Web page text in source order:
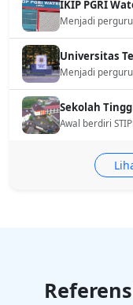
IKIP PGRI
Universitas
Sekolah